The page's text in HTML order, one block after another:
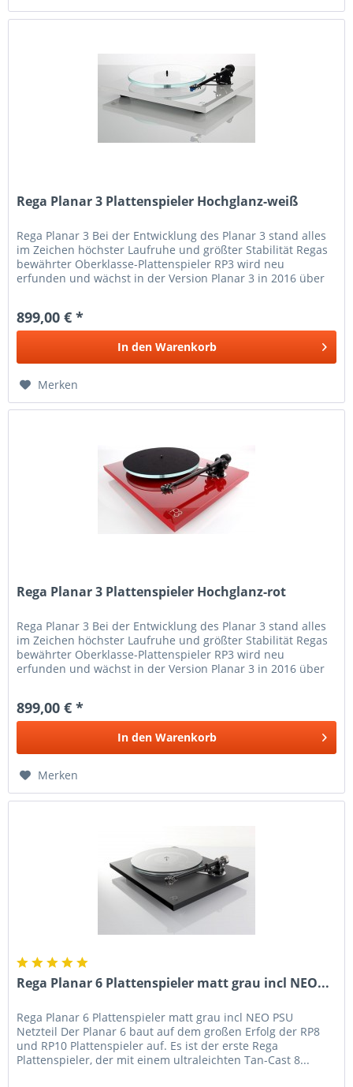
Rega Planar 3 Plattenspieler Hochglanz-weiß
Rega Planar 3 Bei der Entwicklung des Planar 3 stand alles
im Zeichen höchster Laufruhe und größter Stabilität Regas
bewährter Oberklasse-Plattenspieler RP3 wird neu
erfunden und wächst in der Version Planar 3 in 2016 über
899,00 € *
In den Warenkorb
Merken
Rega Planar 3 Plattenspieler Hochglanz-rot
Rega Planar 3 Bei der Entwicklung des Planar 3 stand alles
im Zeichen höchster Laufruhe und größter Stabilität Regas
bewährter Oberklasse-Plattenspieler RP3 wird neu
erfunden und wächst in der Version Planar 3 in 2016 über
899,00 € *
In den Warenkorb
Merken
Rega Planar 6 Plattenspieler matt grau incl NEO...
Rega Planar 6 Plattenspieler matt grau incl NEO PSU
Netzteil Der Planar 6 baut auf dem großen Erfolg der RP8
und RP10 Plattenspieler auf. Es ist der erste Rega
Plattenspieler, der mit einem ultraleichten Tan-Cast 8...